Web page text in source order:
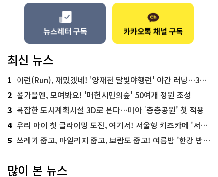
최신 뉴스
1 이런(Run), 재밌겠네! '양재천 달빛야행런' 야간 러닝…300명 모집
2 올가을엔, 모여봐요! '매헌시민의숲' 50여개 정원 조성
3 복잡한 도시계획시설 3D로 본다…미아 '층층공원' 첫 적용
4 우리 아이 첫 클라이밍 도전, 여기서! 서울형 키즈카페 '서울가족플라자점'
5 쓰레기 줍고, 마일리지 줍고, 보람도 줍고! 여름밤 '한강 밤마실 줍깅'
많이 본 뉴스